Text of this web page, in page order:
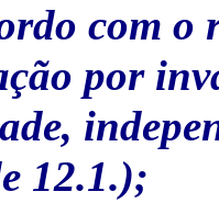
com
por
12.1.);